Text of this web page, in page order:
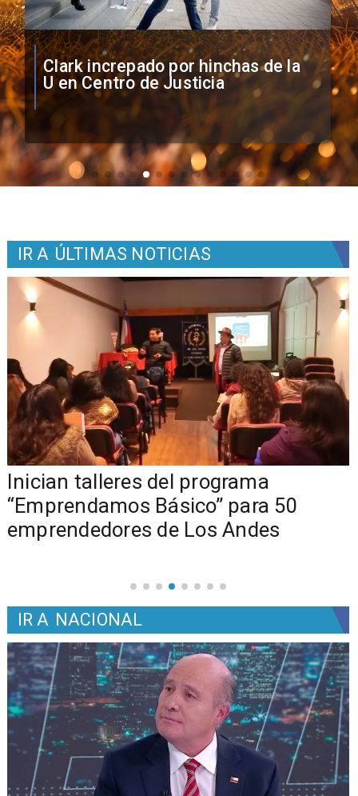
Vozinha firma contrato con Colo
Colo como nuevo arquero
IR A ÚLTIMAS NOTICIAS
Inician talleres del programa
“Emprendamos Básico” para 50
emprendedores de Los Andes
IR A NACIONAL